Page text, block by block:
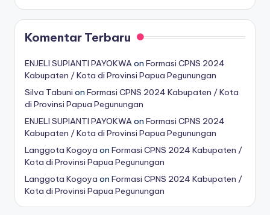
Komentar Terbaru
ENJELI SUPIANTI PAYOKWAon Formasi CPNS 2024
Kabupaten / Kota di Provinsi Papua Pegunungan
Silva Tabuni on Formasi CPNS 2024 Kabupaten / Kota
di Provinsi Papua Pegunungan
ENJELI SUPIANTI PAYOKWAon Formasi CPNS 2024
Kabupaten / Kota di Provinsi Papua Pegunungan
Langgota Kogoya on Formasi CPNS 2024 Kabupaten /
Kota di Provinsi Papua Pegunungan
Langgota Kogoya on Formasi CPNS 2024 Kabupaten /
Kota di Provinsi Papua Pegunungan